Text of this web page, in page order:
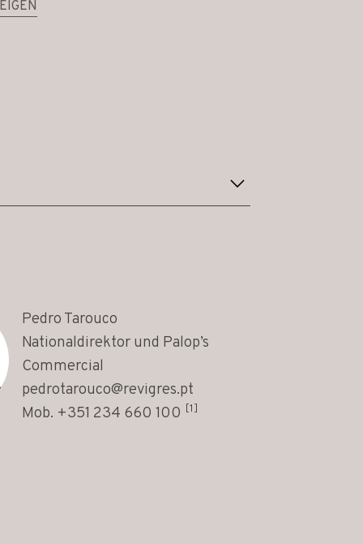
Pedro Tarouco
Nationaldirektor und Palop’s
Commercial
pedrotarouco@revigres.pt
Mob. +351 234 660 100 [1]